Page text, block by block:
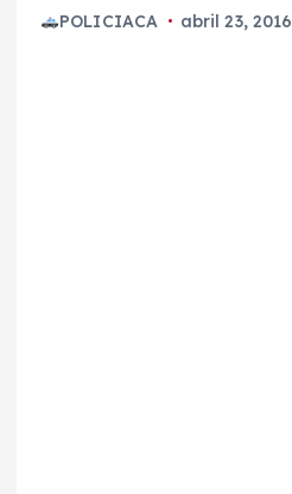
POLICIACA abril 23, 2016